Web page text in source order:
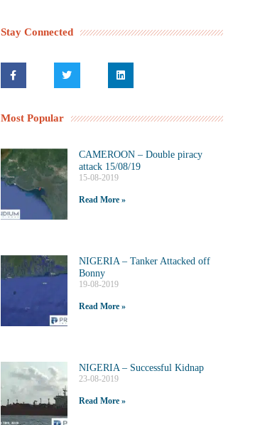
Stay Connected
Most Popular
CAMEROON – Double piracy
attack 15/08/19
15-08-2019
Read More »
NIGERIA – Tanker Attacked off
Bonny
19-08-2019
Read More »
NIGERIA – Successful Kidnap
23-08-2019
Read More »